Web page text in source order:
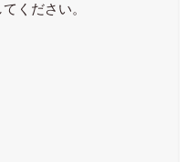
ください。